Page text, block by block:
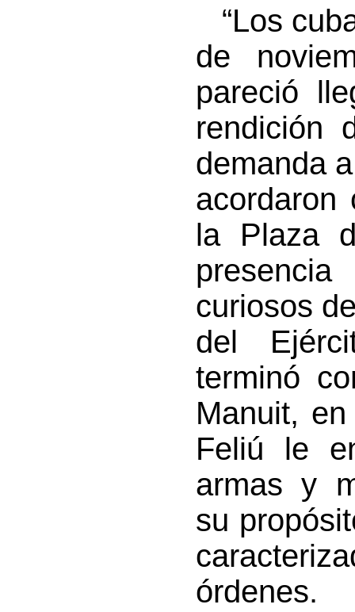
“Los
de
pareció
rendición
demanda
acordaron
la Plaza
curiosos
del
terminó
Manuit,
Feliú le
armas y
su
órdenes.